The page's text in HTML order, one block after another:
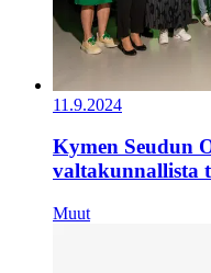
11.9.2024
Kymen Seudun
valtakunnallista
Muut